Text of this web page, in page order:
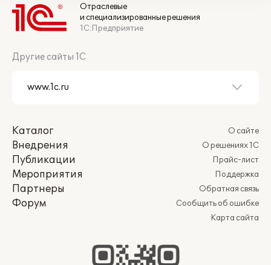
Отраслевые
и специализированные решения
1С:Предприятие
Другие сайты 1С
Каталог
Внедрения
Публикации
Мероприятия
Партнеры
Форум
О сайте
О решениях 1С
Прайс-лист
Поддержка
Обратная связь
Сообщить об ошибке
Карта сайта